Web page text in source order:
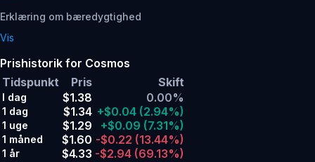
Erklæring om bæredygtighed
Vis
Prishistorik for Cosmos
Tidspunkt
Pris Skift
I dag $1.38 0.00%
1 dag $1.34 +$0.04 (2.94%)
1 uge $1.29 +$0.09 (7.31%)
1 måned $1.60 -$0.22 (13.44%)
1 år $4.33 -$2.94 (69.13%)